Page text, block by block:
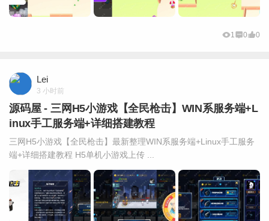
1 0 0
Lei
3 小时前
源码屋 - 三网H5小游戏【全民枪击】WIN系服务端+L
inux手工服务端+详细搭建教程
三网H5小游戏【全民枪击】最新整理WIN系服务端+Linux手工服务
端+详细搭建教程 H5单机小游戏上传 ...